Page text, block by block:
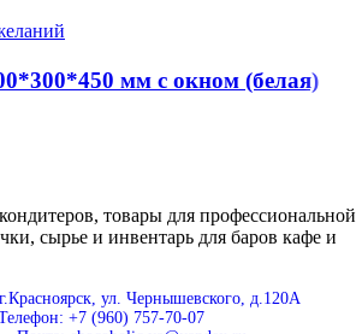
мм с окном (белая)
товары для профессиональной
сырье и инвентарь для баров кафе и
г.Красноярск, ул. Чернышевского, д.120А
+7 (960) 757-70-07